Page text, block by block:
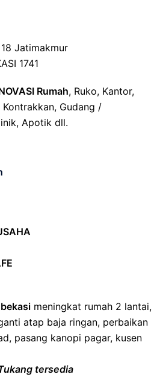
Jatimakmur
1741
Rumah, Ruko, Kantor,
Gudang /
Apotik dll.
meningkat rumah 2 lantai,
atap baja ringan, perbaikan
pasang kanopi pagar, kusen
tersedia